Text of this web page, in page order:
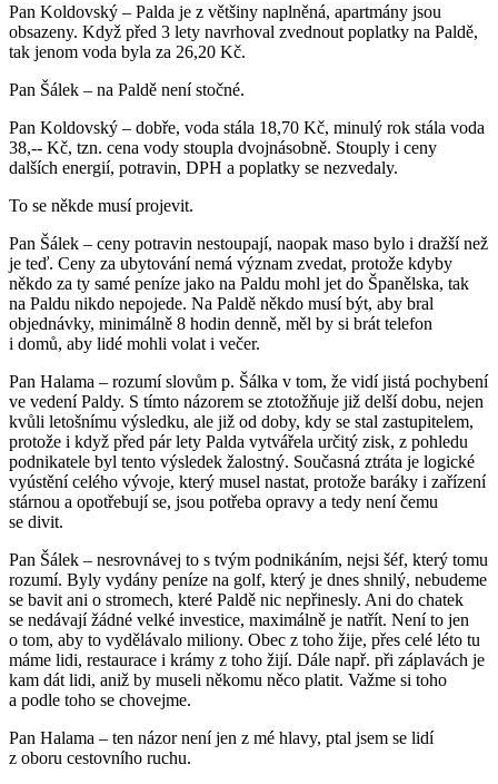
Pan Koldovský – Palda je z většiny naplněná, apartmány jsou
obsazeny. Když před 3 lety navrhoval zvednout poplatky na Paldě,
tak jenom voda byla za 26,20 Kč.
Pan Šálek – na Paldě není stočné.
Pan Koldovský – dobře, voda stála 18,70 Kč, minulý rok stála voda
38,-- Kč, tzn. cena vody stoupla dvojnásobně. Stouply i ceny
dalších energií, potravin, DPH a poplatky se nezvedaly.
To se někde musí projevit.
Pan Šálek – ceny potravin nestoupají, naopak maso bylo i dražší než
je teď. Ceny za ubytování nemá význam zvedat, protože kdyby
někdo za ty samé peníze jako na Paldu mohl jet do Španělska, tak
na Paldu nikdo nepojede. Na Paldě někdo musí být, aby bral
objednávky, minimálně 8 hodin denně, měl by si brát telefon
i domů, aby lidé mohli volat i večer.
Pan Halama – rozumí slovům p. Šálka v tom, že vidí jistá pochybení
ve vedení Paldy. S tímto názorem se ztotožňuje již delší dobu, nejen
kvůli letošnímu výsledku, ale již od doby, kdy se stal zastupitelem,
protože i když před pár lety Palda vytvářela určitý zisk, z pohledu
podnikatele byl tento výsledek žalostný. Současná ztráta je logické
vyústění celého vývoje, který musel nastat, protože baráky i zařízení
stárnou a opotřebují se, jsou potřeba opravy a tedy není čemu
se divit.
Pan Šálek – nesrovnávej to s tvým podnikáním, nejsi šéf, který tomu
rozumí. Byly vydány peníze na golf, který je dnes shnilý, nebudeme
se bavit ani o stromech, které Paldě nic nepřinesly. Ani do chatek
se nedávají žádné velké investice, maximálně je natřít. Není to jen
o tom, aby to vydělávalo miliony. Obec z toho žije, přes celé léto tu
máme lidi, restaurace i krámy z toho žijí. Dále např. při záplavách je
kam dát lidi, aniž by museli někomu něco platit. Važme si toho
a podle toho se chovejme.
Pan Halama – ten názor není jen z mé hlavy, ptal jsem se lidí
z oboru cestovního ruchu.